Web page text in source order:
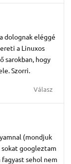
dolognak eléggé
a Linuxos
sarokban, hogy
Szorri.
Válasz
(mondjuk
googleztam
sehol nem